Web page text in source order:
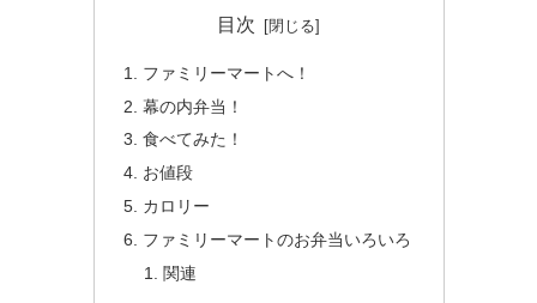
目次
ファミリーマートへ！
幕の内弁当！
食べてみた！
お値段
カロリー
ファミリーマートのお弁当いろいろ
関連